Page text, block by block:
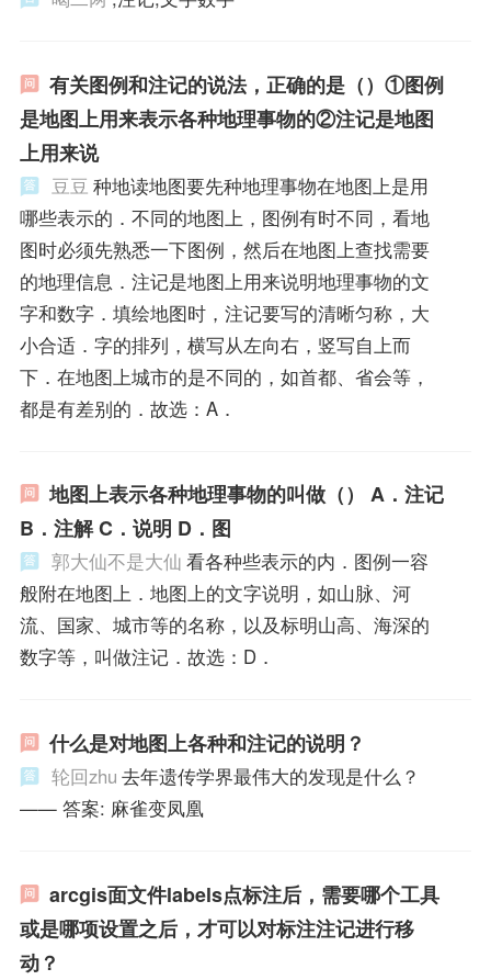
有关图例和注记的说法，正确的是（）①图例
是地图上用来表示各种地理事物的②注记是地图
上用来说
豆豆 种地读地图要先种地理事物在地图上是用
哪些表示的．不同的地图上，图例有时不同，看地
图时必须先熟悉一下图例，然后在地图上查找需要
的地理信息．注记是地图上用来说明地理事物的文
字和数字．填绘地图时，注记要写的清晰匀称，大
小合适．字的排列，横写从左向右，竖写自上而
下．在地图上城市的是不同的，如首都、省会等，
都是有差别的．故选：A．
地图上表示各种地理事物的叫做（） A．注记
B．注解 C．说明 D．图
郭大仙不是大仙 看各种些表示的内．图例一容
般附在地图上．地图上的文字说明，如山脉、河
流、国家、城市等的名称，以及标明山高、海深的
数字等，叫做注记．故选：D．
什么是对地图上各种和注记的说明？
轮回zhu 去年遗传学界最伟大的发现是什么？
—— 答案: 麻雀变凤凰
arcgis面文件labels点标注后，需要哪个工具
或是哪项设置之后，才可以对标注注记进行移
动？